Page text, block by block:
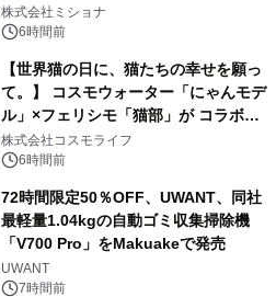
株式会社ミショナ
6時間前
【世界猫の日に、猫たちの幸せを願っ
て。】 コスモウォーター「にゃんモデ
ル」×フェリシモ「猫部」が コラボキ
ャンペーンを実施
株式会社コスモライフ
6時間前
72時間限定50％OFF、UWANT、同社
最軽量1.04kgの自動ゴミ収集掃除機
「V700 Pro」をMakuakeで発売
UWANT
7時間前